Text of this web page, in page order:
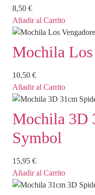
8,50 €
Añadir al Carrito
Mochila Los
10,50 €
Añadir al Carrito
Mochila 3D
Symbol
15,95 €
Añadir al Carrito